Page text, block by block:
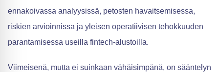
ennakoivassa analyysissä, petosten havaitsemisessa,
riskien arvioinnissa ja yleisen operatiivisen tehokkuuden
parantamisessa useilla fintech-alustoilla.
Viimeisenä, mutta ei suinkaan vähäisimpänä, on sääntelyn